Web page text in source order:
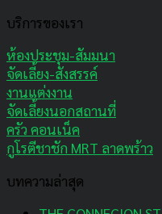
บริการของเรา
ห้องประชุม-สัมมนา
จัดเลี้ยง-สังสรรค์
งานแต่งงาน
จัดเลี้ยงนอกสถานที่
ครัว คอนเน็ค
กูโรตีชาชัก MRT ลาดพร้าว
บทความล่าสุด